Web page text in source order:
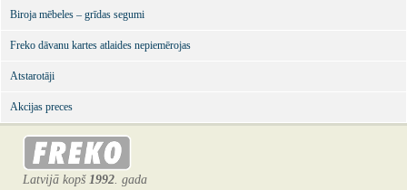
Biroja mēbeles – grīdas segumi
Freko dāvanu kartes atlaides nepiemērojas
Atstarotāji
Akcijas preces
Latvijā kopš 1992. gada